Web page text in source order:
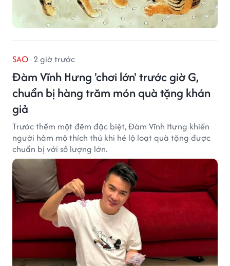
SAO 2 giờ trước
Đàm Vĩnh Hưng 'chơi lớn' trước giờ G,
chuẩn bị hàng trăm món quà tặng khán
giả
Trước thềm một đêm đặc biệt, Đàm Vĩnh Hưng khiến
người hâm mộ thích thú khi hé lộ loạt quà tặng được
chuẩn bị với số lượng lớn.